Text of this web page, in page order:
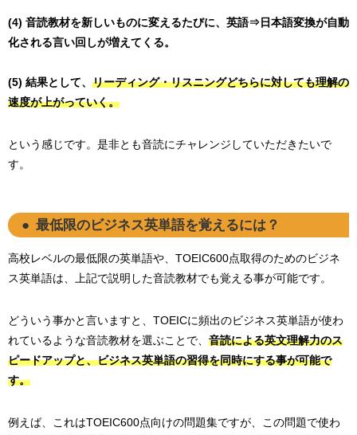
(4) 音読教材を新しいものに変えるたびに、英語⇒日本語変換が自動
化される言い回しが増えてくる。
(5) 結果として、 リーディング・リスニングどちらに対しても理解の
速度が上がっていく。
という感じです。是非とも音読にチャレンジしていただきたいで
す。
最低限のビジネス英単語を覚えるには？
高校レベルの最低限の英単語や、TOEIC600点取得のためのビジネ
ス英単語は、上記で説明した音読教材でも覚える事が可能です。
どういう事かと言いますと、TOEICに頻出のビジネス英単語が使わ
れているような音読教材を選ぶことで、 音読による英文理解力のス
ピードアップと、ビジネス英単語の習得を同時にする事が可能で
す。
例えば、これはTOEIC600点向けの問題集ですが、この問題で使わ